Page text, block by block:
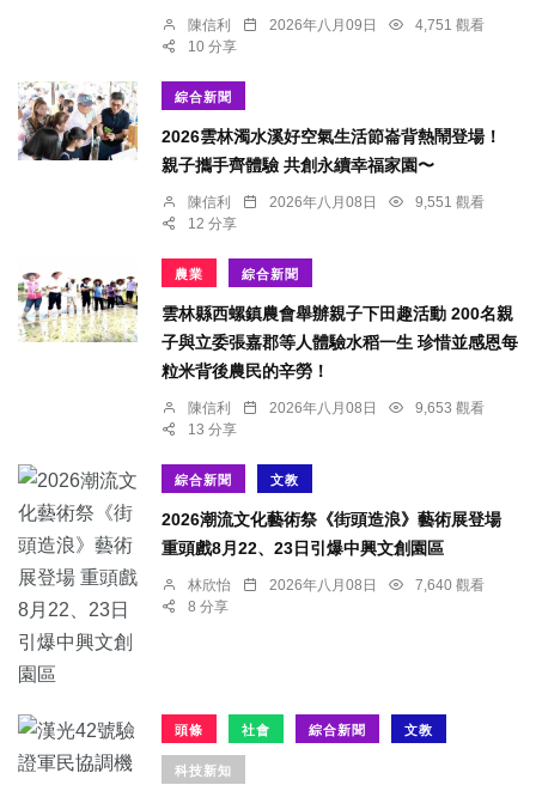
陳信利 2026年八月09日
4,751 觀看
10 分享
綜合新聞
2026雲林濁水溪好空氣生活節崙背熱鬧登場！
親子攜手齊體驗 共創永續幸福家園〜
陳信利 2026年八月08日
9,551 觀看
12 分享
農業 綜合新聞
雲林縣西螺鎮農會舉辦親子下田趣活動 200名親
子與立委張嘉郡等人體驗水稻一生 珍惜並感恩每
粒米背後農民的辛勞！
陳信利 2026年八月08日
9,653 觀看
13 分享
綜合新聞 文教
2026潮流文化藝術祭《街頭造浪》藝術展登場
重頭戲8月22、23日引爆中興文創園區
林欣怡 2026年八月08日
7,640 觀看
8 分享
頭條 社會 綜合新聞 文教
科技新知